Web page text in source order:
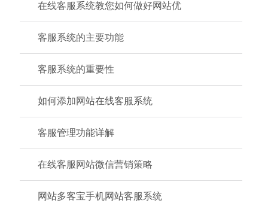
在线客服系统教您如何做好网站优
客服系统的主要功能
客服系统的重要性
如何添加网站在线客服系统
客服管理功能详解
在线客服网站微信营销策略
网站多客宝手机网站客服系统